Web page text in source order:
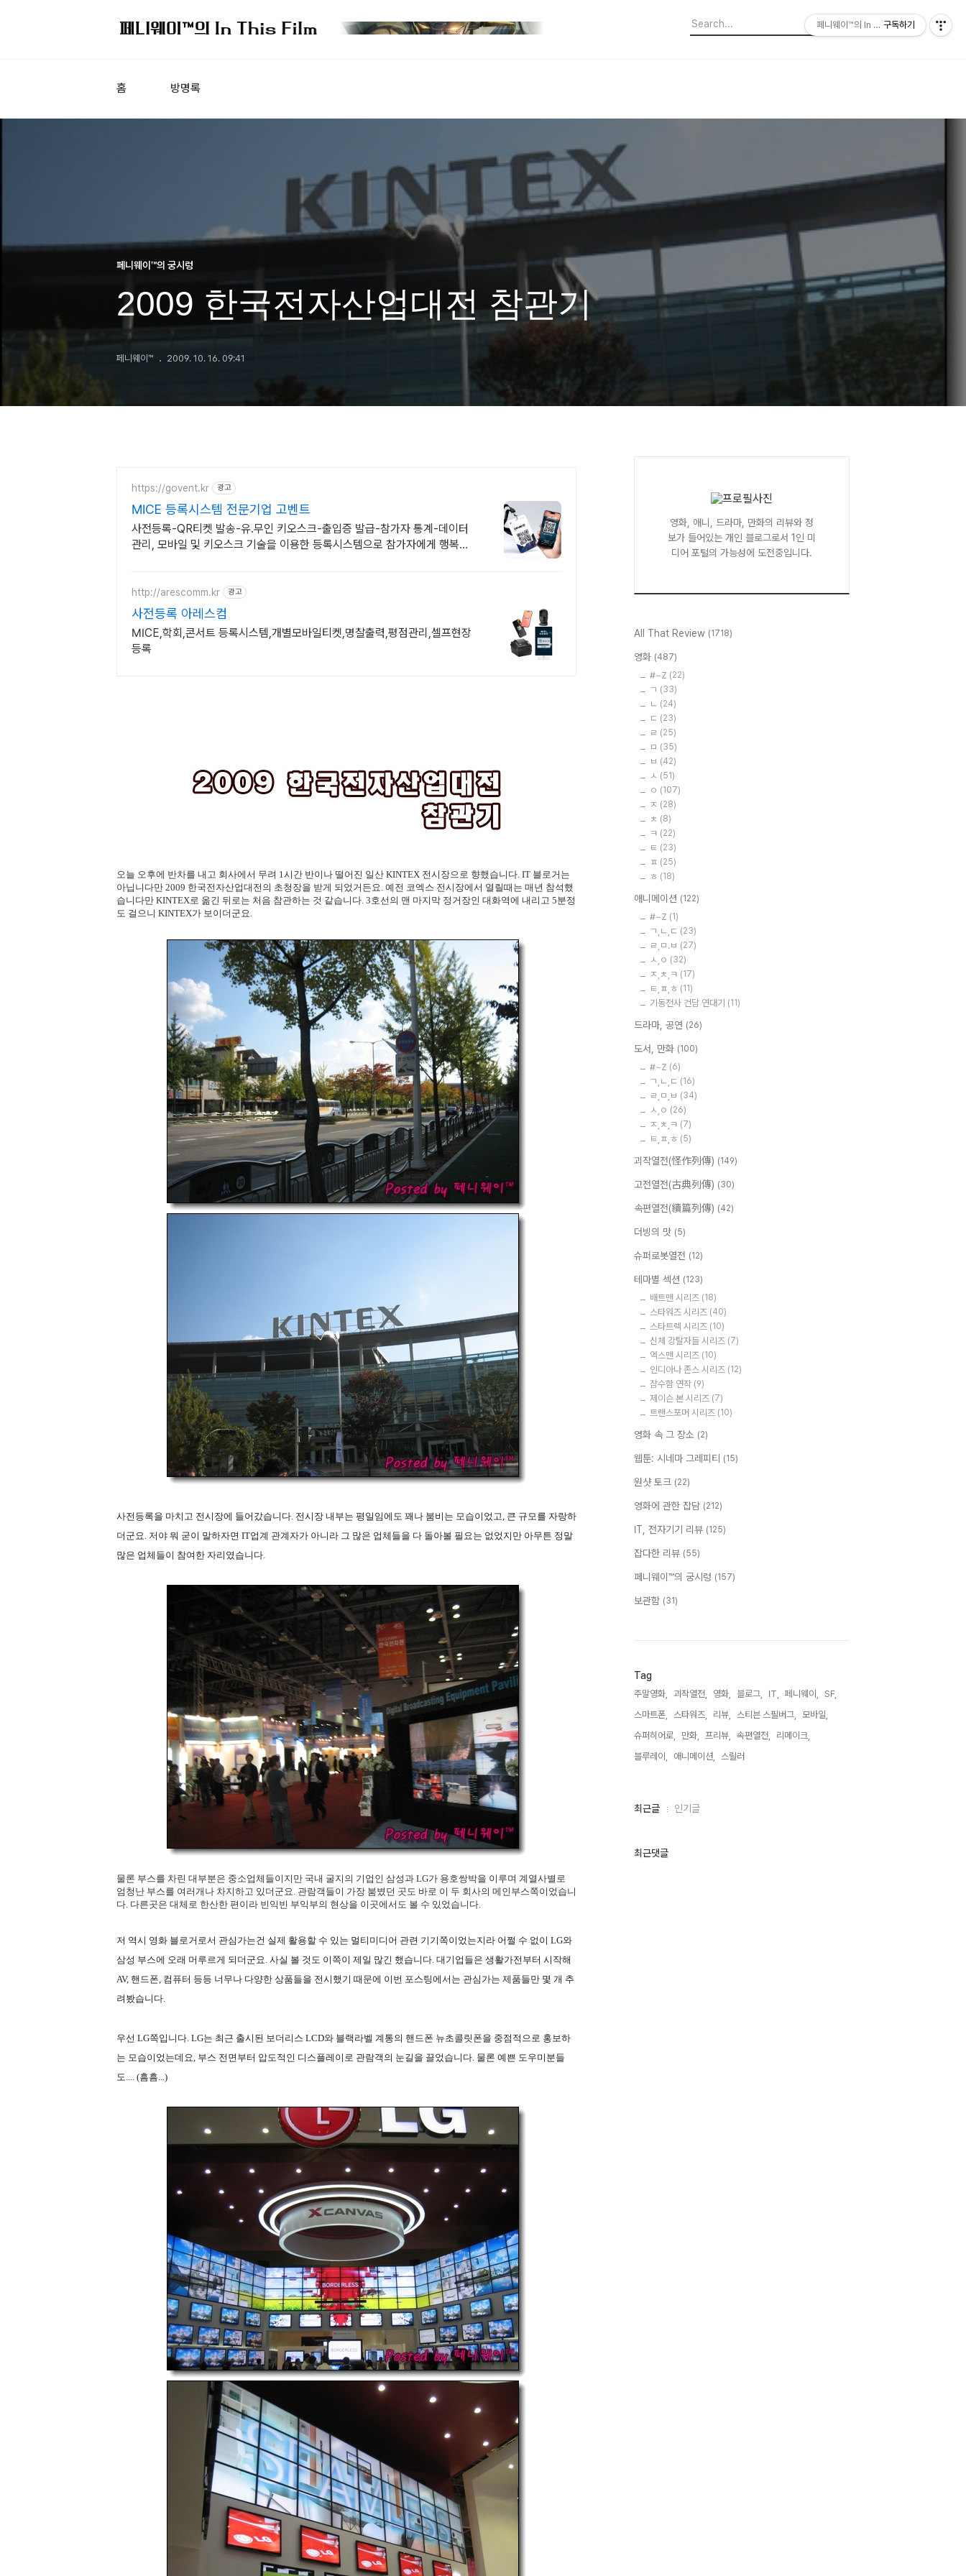
홈 방명록
페니웨이™의 궁시렁
2009 한국전자산업대전 참관기
페니웨이™ 2009. 10. 16. 09:41
https://govent.kr 광고
MICE 등록시스템 전문기업 고벤트
사전등록-QR티켓 발송-유.무인 키오스크-출입증 발급-참가자 통계-데이터
관리, 모바일 및 키오스크 기술을 이용한 등록시스템으로 참가자에게 행복한
http://arescomm.kr 광고
사전등록 아레스컴
MICE,학회,콘서트 등록시스템,개별모바일티켓,명찰출력,평점관리,셀프현장
등록
오늘 오후에 반차를 내고 회사에서 무려 1시간 반이나 떨어진 일산 KINTEX 전시장으로 향했습니다. IT 블로거는
아닙니다만 2009 한국전자산업대전의 초청장을 받게 되었거든요. 예전 코엑스 전시장에서 열릴때는 매년 참석했
습니다만 KINTEX로 옮긴 뒤로는 처음 참관하는 것 같습니다. 3호선의 맨 마지막 정거장인 대화역에 내리고 5분정
도 걸으니 KINTEX가 보이더군요.
사전등록을 마치고 전시장에 들어갔습니다. 전시장 내부는 평일임에도 꽤나 붐비는 모습이었고, 큰 규모를 자랑하
더군요. 저야 뭐 굳이 말하자면 IT업계 관계자가 아니라 그 많은 업체들을 다 돌아볼 필요는 없었지만 아무튼 정말
많은 업체들이 참여한 자리였습니다.
물론 부스를 차린 대부분은 중소업체들이지만 국내 굴지의 기업인 삼성과 LG가 용호쌍박을 이루며 계열사별로
엄청난 부스를 여러개나 차지하고 있더군요. 관람객들이 가장 붐볐던 곳도 바로 이 두 회사의 메인부스쪽이었습니
다. 다른곳은 대체로 한산한 편이라 빈익빈 부익부의 현상을 이곳에서도 볼 수 있었습니다.
저 역시 영화 블로거로서 관심가는건 실제 활용할 수 있는 멀티미디어 관련 기기쪽이었는지라 어쩔 수 없이 LG와
삼성 부스에 오래 머루르게 되더군요. 사실 볼 것도 이쪽이 제일 많긴 했습니다. 대기업들은 생활가전부터 시작해
AV, 핸드폰, 컴퓨터 등등 너무나 다양한 상품들을 전시했기 때문에 이번 포스팅에서는 관심가는 제품들만 몇 개 추
려봤습니다.
우선 LG쪽입니다. LG는 최근 출시된 보더리스 LCD와 블랙라벨 계통의 핸드폰 뉴초콜릿폰을 중점적으로 홍보하
는 모습이었는데요, 부스 전면부터 압도적인 디스플레이로 관람객의 눈길을 끌었습니다. 물론 예쁜 도우미분들
도.... (흠흠...)
영화, 애니, 드라마, 만화의 리뷰와 정
보가 들어있는 개인 블로그로서 1인 미
디어 포털의 가능성에 도전중입니다.
All That Review (1718)
영화 (487)
#~Z (22)
ㄱ (33)
ㄴ (24)
ㄷ (23)
ㄹ (25)
ㅁ (35)
ㅂ (42)
ㅅ (51)
ㅇ (107)
ㅈ (28)
ㅊ (8)
ㅋ (22)
ㅌ (23)
ㅍ (25)
ㅎ (18)
애니메이션 (122)
#~Z (1)
ㄱ,ㄴ,ㄷ (23)
ㄹ,ㅁ.ㅂ (27)
ㅅ,ㅇ (32)
ㅈ,ㅊ,ㅋ (17)
ㅌ,ㅍ,ㅎ (11)
기동전사 건담 연대기 (11)
드라마, 공연 (26)
도서, 만화 (100)
#~Z (6)
ㄱ,ㄴ,ㄷ (16)
ㄹ,ㅁ,ㅂ (34)
ㅅ,ㅇ (26)
ㅈ,ㅊ,ㅋ (7)
ㅌ,ㅍ,ㅎ (5)
괴작열전(怪作列傳) (149)
고전열전(古典列傳) (30)
속편열전(續篇列傳) (42)
더빙의 맛 (5)
슈퍼로봇열전 (12)
테마별 섹션 (123)
배트맨 시리즈 (18)
스타워즈 시리즈 (40)
스타트렉 시리즈 (10)
신체 강탈자들 시리즈 (7)
엑스맨 시리즈 (10)
인디아나 존스 시리즈 (12)
잠수함 연작 (9)
제이슨 본 시리즈 (7)
트랜스포머 시리즈 (10)
영화 속 그 장소 (2)
웹툰: 시네마 그레피티 (15)
원샷 토크 (22)
영화에 관한 잡담 (212)
IT, 전자기기 리뷰 (125)
잡다한 리뷰 (55)
페니웨이™의 궁시렁 (157)
보관함 (31)
Tag
주말영화, 괴작열전, 영화, 블로그, IT, 페니웨이,
SF,
스마트폰,
스타워즈, 리뷰, 스티븐 스필버그,
모바일,
슈퍼히어로,
만화, 프리뷰, 속편열전,
리메이크,
블루레이,
애니메이션, 스릴러,
최
인
최근글 인기글
최근댓글
페니웨이™의 In This Film
구독하기